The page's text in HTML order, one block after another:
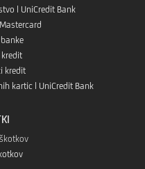
| UniCredit Bank
kredit
kartic | UniCredit Bank